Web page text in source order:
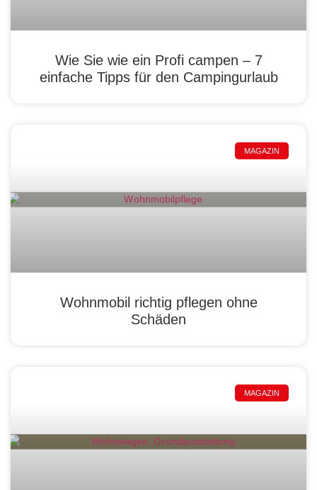
Wie Sie wie ein Profi campen – 7
einfache Tipps für den Campingurlaub
MAGAZIN
Wohnmobil richtig pflegen ohne
Schäden
MAGAZIN